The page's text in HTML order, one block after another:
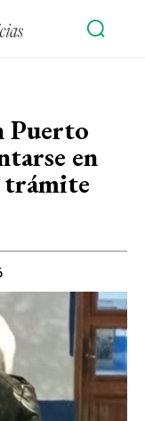
Puerto
en
trámite